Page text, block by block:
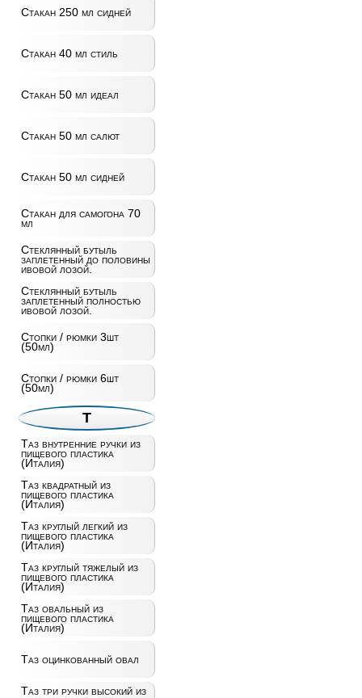
Стакан 250 мл сидней
Стакан 40 мл стиль
Стакан 50 мл идеал
Стакан 50 мл салют
Стакан 50 мл сидней
Стакан для самогона 70
мл
Стеклянный бутыль
заплетенный до половины
ивовой лозой.
Стеклянный бутыль
заплетенный полностью
ивовой лозой.
Стопки / рюмки 3шт
(50мл)
Стопки / рюмки 6шт
(50мл)
Т
Таз внутренние ручки из
пищевого пластика
(Италия)
Таз квадратный из
пищевого пластика
(Италия)
Таз круглый легкий из
пищевого пластика
(Италия)
Таз круглый тяжелый из
пищевого пластика
(Италия)
Таз овальный из
пищевого пластика
(Италия)
Таз оцинкованный овал
Таз три ручки высокий из